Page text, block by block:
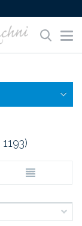
1193)